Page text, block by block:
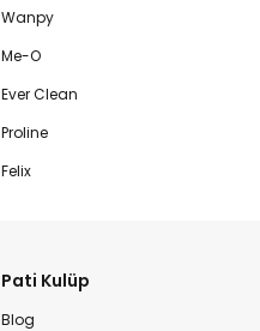
Wanpy
Me-O
Ever Clean
Proline
Felix
Pati Kulüp
Blog